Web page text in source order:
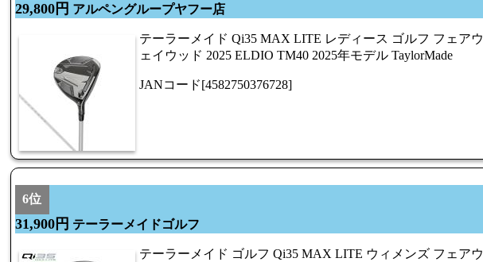
29,800円 アルペングループヤフー店
テーラーメイド Qi35 MAX LITE レディース ゴルフ フェアウ
ェイウッド 2025 ELDIO TM40 2025年モデル TaylorMade
JANコード[4582750376728]
6位
31,900円 テーラーメイドゴルフ
テーラーメイド ゴルフ Qi35 MAX LITE ウィメンズ フェアウ